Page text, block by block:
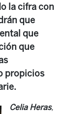
la cifra con
que
que
que
propicios
Celia Heras,